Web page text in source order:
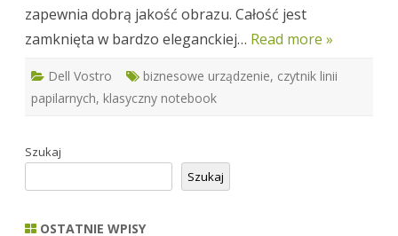
zapewnia dobrą jakość obrazu. Całość jest
zamknięta w bardzo eleganckiej… Read more »
Dell Vostro biznesowe urządzenie, czytnik linii
papilarnych, klasyczny notebook
Szukaj
Szukaj
OSTATNIE WPISY